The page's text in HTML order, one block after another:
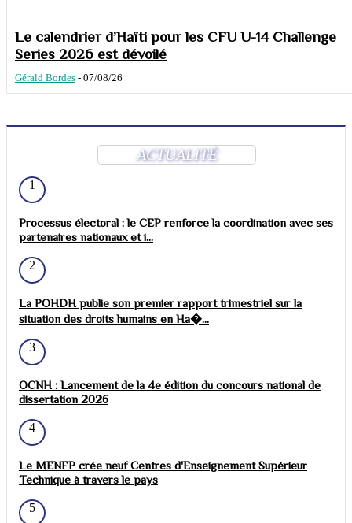
Le calendrier d’Haïti pour les CFU U-14 Challenge
Series 2026 est dévoilé
Gérald Bordes - 07/08/26
ACTUALITÉ
1
Processus électoral : le CEP renforce la coordination avec ses
partenaires nationaux et i...
2
La POHDH publie son premier rapport trimestriel sur la
situation des droits humains en Ha�...
3
OCNH : Lancement de la 4e édition du concours national de
dissertation 2026
4
Le MENFP crée neuf Centres d'Enseignement Supérieur
Technique à travers le pays
5